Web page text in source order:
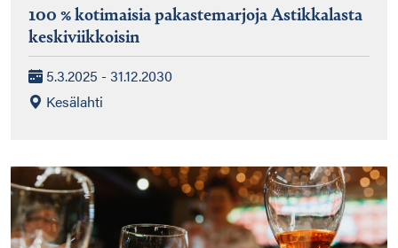
100 % kotimaisia pakastemarjoja Astikkalasta
keskiviikkoisin
5.3.2025 - 31.12.2030
Kesälahti